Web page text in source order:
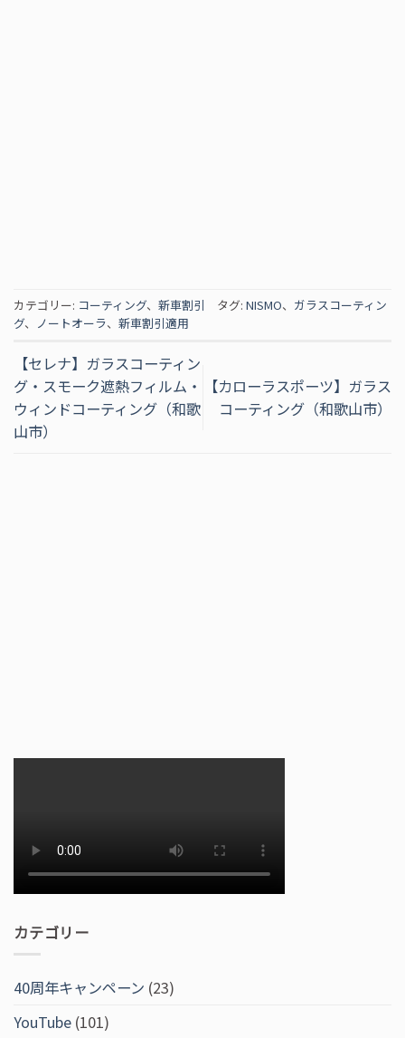
カテゴリー: コーティング、 新車割引 タグ: NISMO、 ガラスコーティン
グ、 ノートオーラ、 新車割引適用
【セレナ】ガラスコーティン
グ・スモーク遮熱フィルム・
ウィンドコーティング（和歌
山市）
【カローラスポーツ】ガラス
コーティング（和歌山市）
カテゴリー
40周年キャンペーン (23)
YouTube (101)